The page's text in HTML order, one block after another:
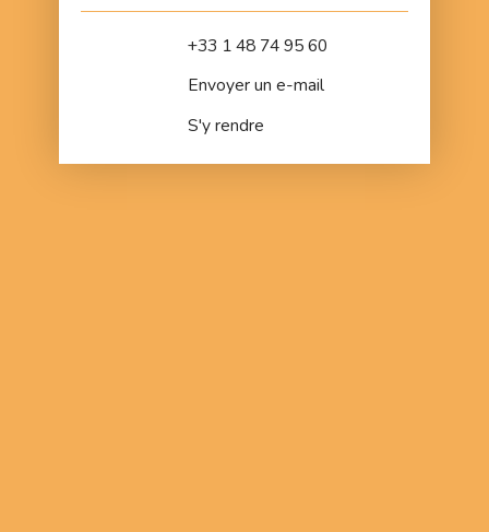
+33 1 48 74 95 60
Envoyer un e-mail
S'y rendre